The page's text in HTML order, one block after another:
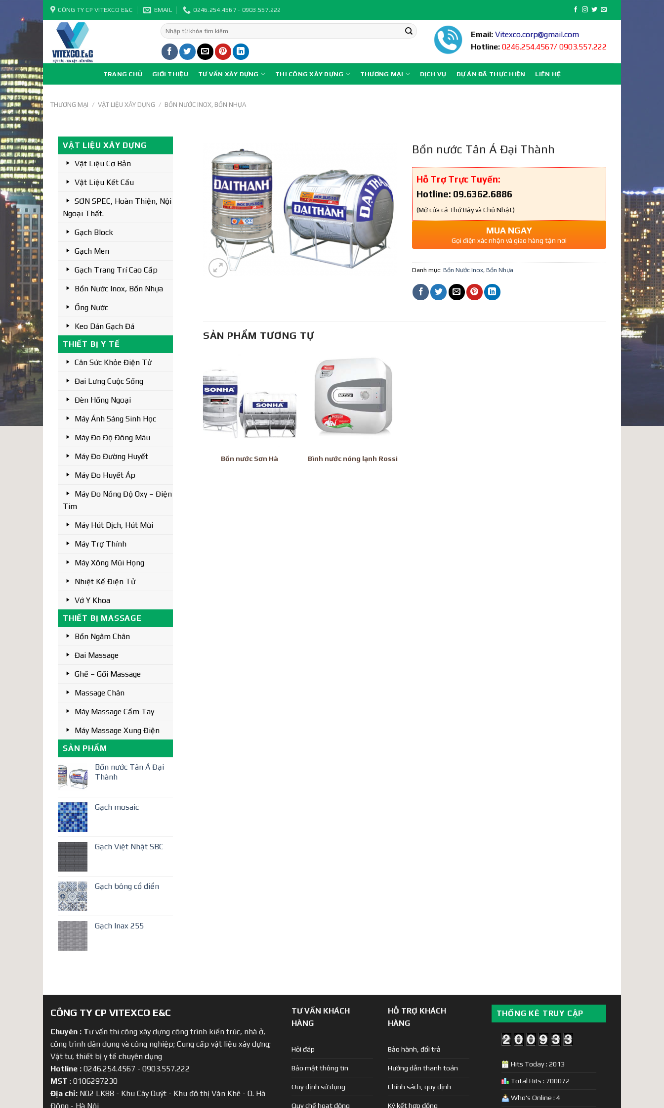
Skip
to
content
CÔNG TY CP VITEXCO E&C EMAIL 0246.254.4567 - 0903.557.222
Tìm
kiếm:
Email: Vitexco.corp@gmail.com
Hotline: 0246.254.4567/ 0903.557.222
TRANG CHỦ GIỚI THIỆU TƯ VẤN XÂY DỰNG THI CÔNG XÂY DỰNG THƯƠNG MẠI DỊCH VỤ DỰ ÁN ĐÃ THỰC HIỆN LIÊN HỆ
THƯƠNG MẠI / VẬT LIỆU XÂY DỰNG / BỒN NƯỚC INOX, BỒN NHỰA
VẬT LIỆU XÂY DỰNG
Vật Liệu Cơ Bản
Vật Liệu Kết Cấu
SƠN SPEC, Hoàn Thiện, Nội
Ngoại Thất.
Gạch Block
Gạch Men
Gạch Trang Trí Cao Cấp
Bồn Nước Inox, Bồn Nhựa
Ống Nước
Keo Dán Gạch Đá
THIẾT BỊ Y TẾ
Cân Sức Khỏe Điện Tử
Đai Lưng Cuộc Sống
Đèn Hồng Ngoại
Máy Ánh Sáng Sinh Học
Máy Đo Độ Đông Máu
Máy Đo Đường Huyết
Máy Đo Huyết Áp
Máy Đo Nồng Độ Oxy – Điện
Tim
Máy Hút Dịch, Hút Mũi
Máy Trợ Thính
Máy Xông Mũi Họng
Nhiệt Kế Điện Tử
Vớ Y Khoa
THIẾT BỊ MASSAGE
Bồn Ngâm Chân
Đai Massage
Ghế – Gối Massage
Massage Chân
Máy Massage Cầm Tay
Máy Massage Xung Điện
SẢN PHẨM
Bồn nước Tân Á Đại
Thành
Gạch mosaic
Gạch Việt Nhật SBC
Gạch bông cổ điển
Gạch Inax 255
Bồn nước Tân Á Đại Thành
Hỗ Trợ Trực Tuyến:
Hotline: 09.6362.6886
(Mở cửa cả Thứ Bảy và Chủ Nhật)
MUA NGAY
Gọi điện xác nhận và giao hàng tận nơi
Danh mục: Bồn Nước Inox, Bồn Nhựa
SẢN PHẨM TƯƠNG TỰ
Bồn nước Sơn Hà Bình nước nóng lạnh Rossi
CÔNG TY CP VITEXCO E&C
Chuyên : Tư vấn thi công xây dựng công trình kiến trúc, nhà ở,
công trình dân dụng và công nghiệp; Cung cấp vật liệu xây dựng;
Vật tư, thiết bị y tế chuyên dụng
Hotline : 0246.254.4567 - 0903.557.222
MST : 0106297230
Địa chỉ: N02 LK88 - Khu Cây Quýt - Khu đô thị Văn Khê - Q. Hà
Đông - Hà Nội
TƯ VẤN KHÁCH
HÀNG
Hỏi đáp
Bảo mật thông tin
Quy định sử dụng
Quy chế hoạt động
HỖ TRỢ KHÁCH
HÀNG
Bảo hành, đổi trả
Hướng dẫn thanh toán
Chính sách, quy định
Ký kết hợp đồng
THỐNG KÊ TRUY CẬP
Hits Today : 2013
Total Hits : 700072
Who's Online : 4